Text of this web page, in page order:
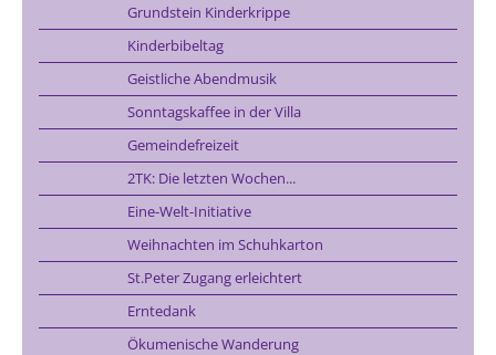
Grundstein Kinderkrippe
Kinderbibeltag
Geistliche Abendmusik
Sonntagskaffee in der Villa
Gemeindefreizeit
2TK: Die letzten Wochen...
Eine-Welt-Initiative
Weihnachten im Schuhkarton
St.Peter Zugang erleichtert
Erntedank
Ökumenische Wanderung